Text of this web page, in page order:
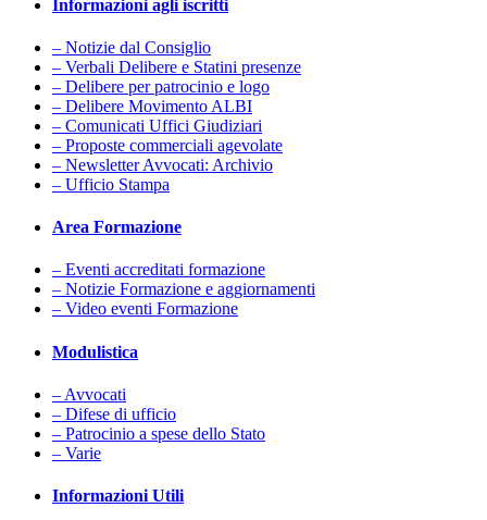
Informazioni agli iscritti
– Notizie dal Consiglio
– Verbali Delibere e Statini presenze
– Delibere per patrocinio e logo
– Delibere Movimento ALBI
– Comunicati Uffici Giudiziari
– Proposte commerciali agevolate
– Newsletter Avvocati: Archivio
– Ufficio Stampa
Area Formazione
– Eventi accreditati formazione
– Notizie Formazione e aggiornamenti
– Video eventi Formazione
Modulistica
– Avvocati
– Difese di ufficio
– Patrocinio a spese dello Stato
– Varie
Informazioni Utili